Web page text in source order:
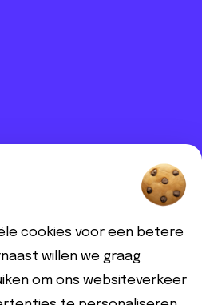
cookies voor een betere
willen we graag
om ons websiteverkeer